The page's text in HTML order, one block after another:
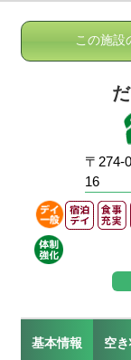
この施設
〒274-
16
基本情報 空